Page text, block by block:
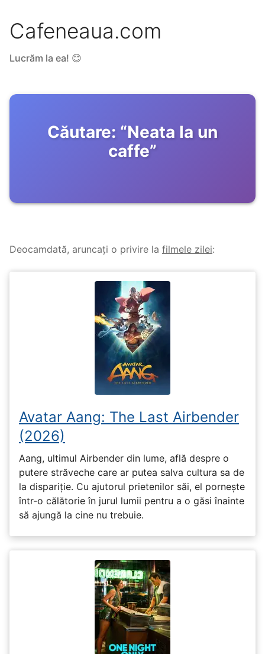
Cafeneaua.com
Lucrăm la ea! 😊
Căutare: “Neata la un
caffe”
Deocamdată, aruncați o privire la filmele zilei:
Avatar Aang: The Last Airbender
(2026)
Aang, ultimul Airbender din lume, află despre o
putere străveche care ar putea salva cultura sa de
la dispariție. Cu ajutorul prietenilor săi, el pornește
într-o călătorie în jurul lumii pentru a o găsi înainte
să ajungă la cine nu trebuie.